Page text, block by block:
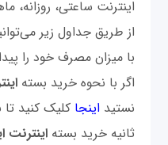
اینترنت ساعتی، روزانه،
از طریق جداول زیر
با میزان مصرف خود را
اگر با نحوه خرید بسته
نستیداینجا کلیک کنید
ثانیه خرید بستهاینترنت